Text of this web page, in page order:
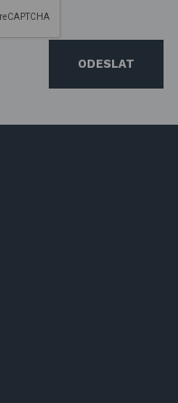
ODESLAT